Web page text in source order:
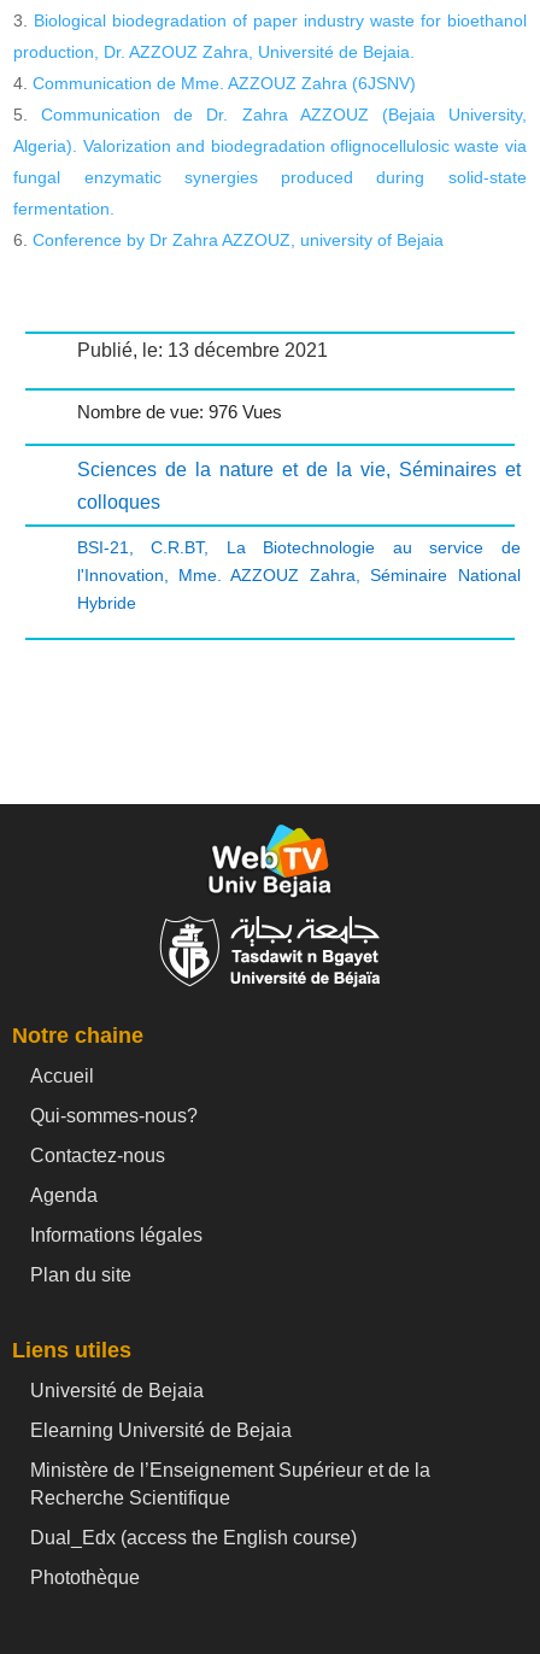
Biological biodegradation of paper industry waste for bioethanol
production, Dr. AZZOUZ Zahra, Université de Bejaia.
Communication de Mme. AZZOUZ Zahra (6JSNV)
Communication de Dr. Zahra AZZOUZ (Bejaia University,
Algeria). Valorization and biodegradation oflignocellulosic waste via
fungal enzymatic synergies produced during solid-state
fermentation.
Conference by Dr Zahra AZZOUZ, university of Bejaia
Publié, le: 13 décembre 2021
Nombre de vue: 976 Vues
Sciences de la nature et de la vie, Séminaires et
colloques
BSI-21 C.R.BT, La Biotechnologie au service de
l'Innovation
Mme. AZZOUZ Zahra ,Séminaire National
Hybride
Notre chaine
Accueil
Qui-sommes-nous?
Contactez-nous
Agenda
Informations légales
Plan du site
Liens utiles
Université de Bejaia
Elearning Université de Bejaia
Ministère de l’Enseignement Supérieur et de la
Recherche Scientifique
Dual_Edx (access the English course)
Photothèque